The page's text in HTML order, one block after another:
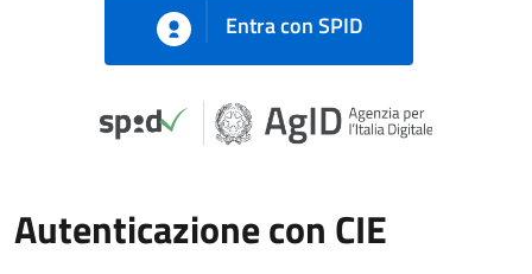
Entra con SPID
Autenticazione con CIE